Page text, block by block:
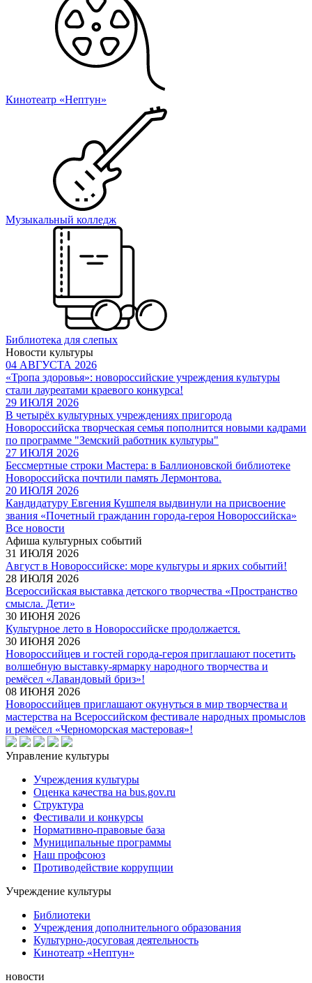
Кинотеатр «Нептун»
Музыкальный колледж
Библиотека для слепых
Новости культуры
04 АВГУСТА 2026
«Тропа здоровья»: новороссийские учреждения культуры
стали лауреатами краевого конкурса!
29 ИЮЛЯ 2026
В четырёх культурных учреждениях пригорода
Новороссийска творческая семья пополнится новыми кадрами
по программе "Земский работник культуры"
27 ИЮЛЯ 2026
Бессмертные строки Мастера: в Баллионовской библиотеке
Новороссийска почтили память Лермонтова.
20 ИЮЛЯ 2026
Кандидатуру Евгения Кушпеля выдвинули на присвоение
звания «Почетный гражданин города-героя Новороссийска»
Все новости
Афиша культурных событий
31 ИЮЛЯ 2026
Август в Новороссийске: море культуры и ярких событий!
28 ИЮЛЯ 2026
Всероссийская выставка детского творчества «Пространство
смысла. Дети»
30 ИЮНЯ 2026
Культурное лето в Новороссийске продолжается.
30 ИЮНЯ 2026
Новороссийцев и гостей города-героя приглашают посетить
волшебную выставку-ярмарку народного творчества и
ремёсел «Лавандовый бриз»!
08 ИЮНЯ 2026
Новороссийцев приглашают окунуться в мир творчества и
мастерства на Всероссийском фестивале народных промыслов
и ремёсел «Черноморская мастеровая»!
Управление культуры
Учреждения культуры
Оценка качества на bus.gov.ru
Структура
Фестивали и конкурсы
Нормативно-правовые база
Муниципальные программы
Наш профсоюз
Противодействие коррупции
Учреждение культуры
Библиотеки
Учреждения дополнительного образования
Культурно-досуговая деятельность
Кинотеатр «Нептун»
новости